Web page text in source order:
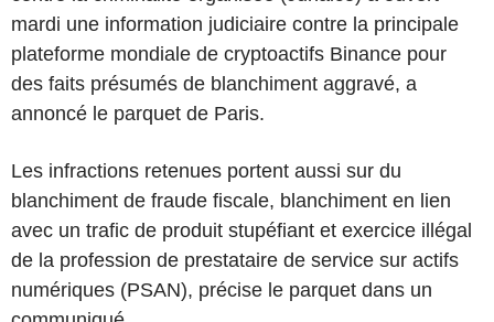
mardi une information judiciaire contre la principale
plateforme mondiale de cryptoactifs Binance pour
des faits présumés de blanchiment aggravé, a
annoncé le parquet de Paris.
Les infractions retenues portent aussi sur du
blanchiment de fraude fiscale, blanchiment en lien
avec un trafic de produit stupéfiant et exercice illégal
de la profession de prestataire de service sur actifs
numériques (PSAN), précise le parquet dans un